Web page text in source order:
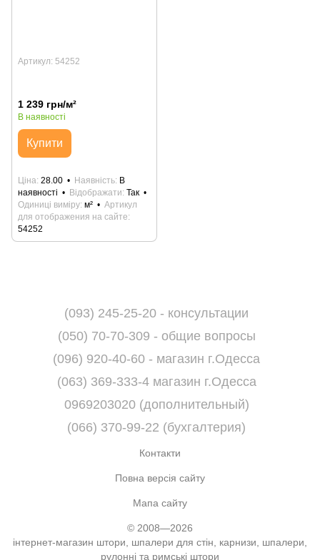
Артикул: 54252
1 239 грн/м²
В наявності
Купити
Ціна 28.00 Наявність В
наявності
Відображати Так
Одиниці виміру м²
Артикул
для отображения на сайте
54252
(093) 245-25-20 - консультации
(050) 70-70-309 - общие вопросы
(096) 920-40-60 - магазин г.Одесса
(063) 369-333-4 магазин г.Одесса
0969203020 (дополнительный)
(066) 370-99-22 (бухгалтерия)
Контакти
Повна версія сайту
Мапа сайту
© 2008—2026
інтернет-магазин штори, шпалери для стін, карнизи, шпалери,
рулонні та римські штори